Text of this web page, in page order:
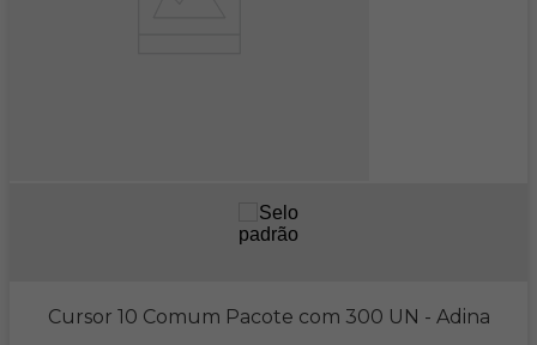
Cursor 10 Comum Pacote com 300 UN - Adina